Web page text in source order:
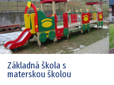
Základná škola s
materskou školou